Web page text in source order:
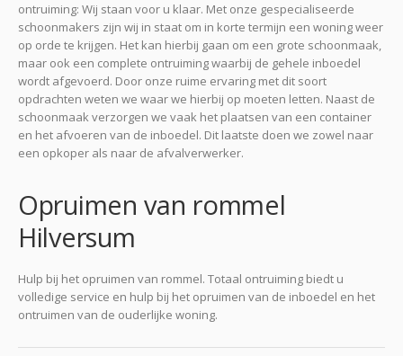
ontruiming: Wij staan voor u klaar. Met onze gespecialiseerde
schoonmakers zijn wij in staat om in korte termijn een woning weer
op orde te krijgen. Het kan hierbij gaan om een grote schoonmaak,
maar ook een complete ontruiming waarbij de gehele inboedel
wordt afgevoerd. Door onze ruime ervaring met dit soort
opdrachten weten we waar we hierbij op moeten letten. Naast de
schoonmaak verzorgen we vaak het plaatsen van een container
en het afvoeren van de inboedel. Dit laatste doen we zowel naar
een opkoper als naar de afvalverwerker.
Opruimen van rommel
Hilversum
Hulp bij het opruimen van rommel. Totaal ontruiming biedt u
volledige service en hulp bij het opruimen van de inboedel en het
ontruimen van de ouderlijke woning.